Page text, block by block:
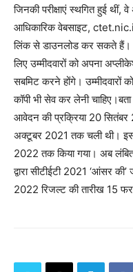
जिनकी परीक्षाएं स्थगित हुई थीं,
आधिकारिक वेबसाइट,
लिंक से डाउनलोड कर सकते हैं।
लिए उम्मीदवारों को अपना
सबमिट करने होंगे। उम्मीदवारों
कॉपी भी सेव कर लेनी
आवेदन की प्रक्रिया 20
अक्टूबर 2021 तक चली थी।
2022 तक किया गया। अब
द्वारा सीटीईटी 2021 ‘आंसर
2022 रिजल्ट की तारीख 15